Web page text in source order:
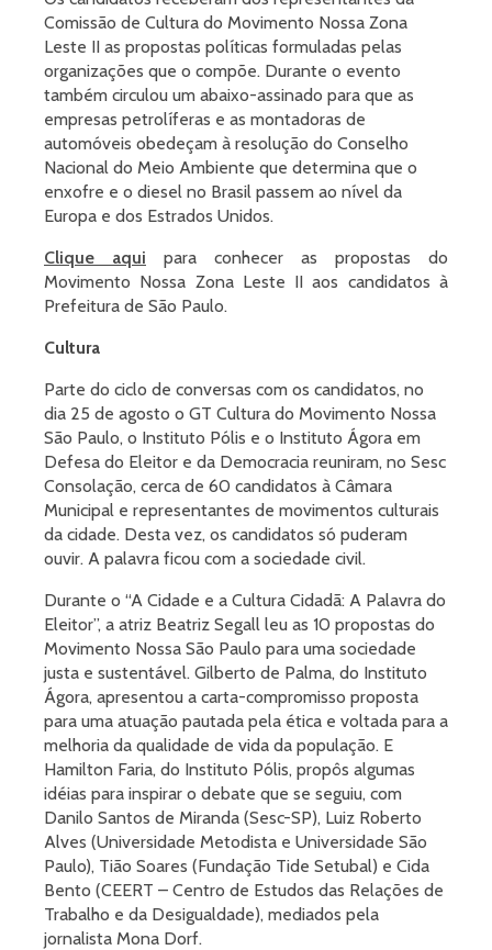
Comissão de Cultura do Movimento Nossa Zona
Leste II as propostas políticas formuladas pelas
organizações que o compõe. Durante o evento
também circulou um abaixo-assinado para que as
empresas petrolíferas e as montadoras de
automóveis obedeçam à resolução do Conselho
Nacional do Meio Ambiente que determina que o
enxofre e o diesel no Brasil passem ao nível da
Europa e dos Estrados Unidos.
Clique aqui para conhecer as propostas do
Movimento Nossa Zona Leste II aos candidatos à
Prefeitura de São Paulo.
Cultura
Parte do ciclo de conversas com os candidatos, no
dia 25 de agosto o GT Cultura do Movimento Nossa
São Paulo, o Instituto Pólis e o Instituto Ágora em
Defesa do Eleitor e da Democracia reuniram, no Sesc
Consolação, cerca de 60 candidatos à Câmara
Municipal e representantes de movimentos culturais
da cidade. Desta vez, os candidatos só puderam
ouvir. A palavra ficou com a sociedade civil.
Durante o “A Cidade e a Cultura Cidadã: A Palavra do
Eleitor”, a atriz Beatriz Segall leu as 10 propostas do
Movimento Nossa São Paulo para uma sociedade
justa e sustentável. Gilberto de Palma, do Instituto
Ágora, apresentou a carta-compromisso proposta
para uma atuação pautada pela ética e voltada para a
melhoria da qualidade de vida da população. E
Hamilton Faria, do Instituto Pólis, propôs algumas
idéias para inspirar o debate que se seguiu, com
Danilo Santos de Miranda (Sesc-SP), Luiz Roberto
Alves (Universidade Metodista e Universidade São
Paulo), Tião Soares (Fundação Tide Setubal) e Cida
Bento (CEERT – Centro de Estudos das Relações de
Trabalho e da Desigualdade), mediados pela
jornalista Mona Dorf.